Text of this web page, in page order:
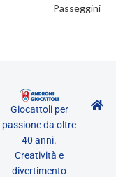
Passeggini
Giocattoli per
passione da oltre
40 anni.
Creatività e
divertimento